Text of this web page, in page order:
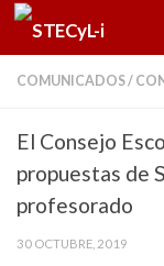
Saltar al contenido
COMUNICADOS/
El Consejo
propuestas de
profesorado
30 OCTUBRE, 2019